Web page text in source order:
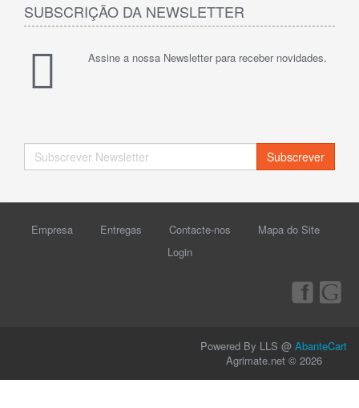
SUBSCRIÇÃO DA NEWSLETTER
Assine a nossa Newsletter para receber novidades.
Subscrever
Empresa Entregas Contacte-nos
Mapa do Site
Login
Powered By LLS @ AbanteCart
Agrimate.net © 2026